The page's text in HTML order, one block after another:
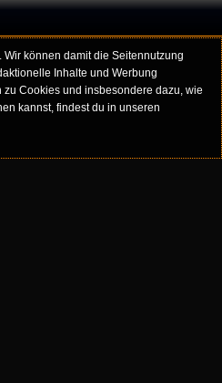
können damit die Seitennutzung
Inhalte und Werbung
Cookies und insbesondere dazu, wie
kannst, findest du in unseren